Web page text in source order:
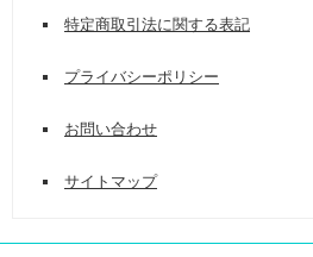
特定商取引法に関する表記
プライバシーポリシー
お問い合わせ
サイトマップ